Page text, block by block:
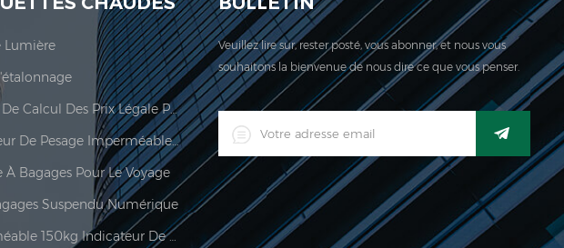
Lumière
Échelle De Calcul Des Prix Légale Pour Le Commerce
Indicateur De Pesage Imperméable Industriel Industriel Numérique LED
À Bagages Pour Le Voyage
Suspendu Numérique
Imperméable 150kg Indicateur De Pesée
Veuillez lire sur, rester posté, vous abonner, et nous vous
souhaitons la bienvenue de nous dire ce que vous penser.